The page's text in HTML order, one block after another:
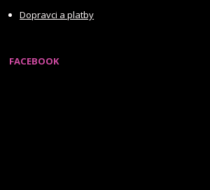
Dopravci a platby
FACEBOOK